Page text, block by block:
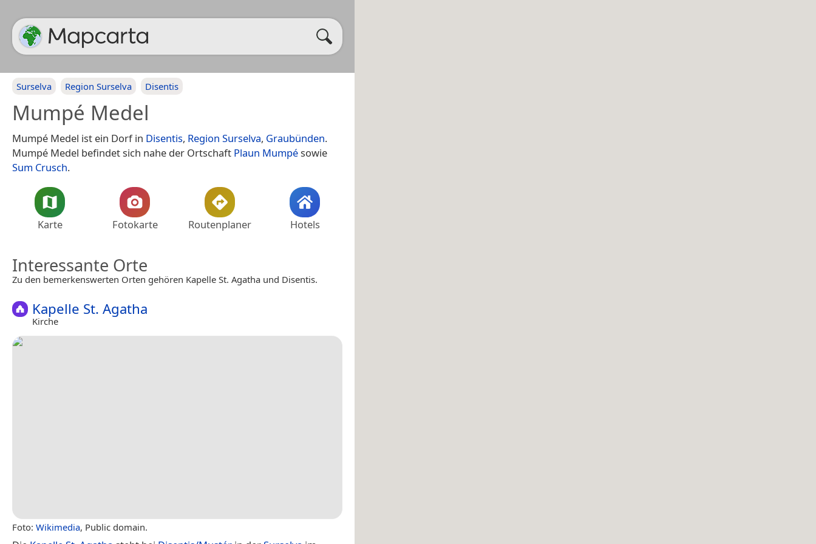
Surselva Region Surselva Disentis
Mumpé Medel
Mumpé Medel ist ein Dorf in Disentis, Region Surselva, Graubünden.
Mumpé Medel befindet sich nahe der Ortschaft Plaun Mumpésowie
Sum Crusch.
Karte Fotokarte Routenplaner Hotels
Interessante Orte
Zu den bemerkenswerten Orten gehören Kapelle St. Agatha und Disentis.
Kapelle St. Agatha
Kirche
Foto: Wikimedia, Public domain.